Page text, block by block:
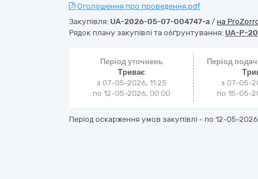
Оголошення про проведення.pdf
Закупівля: UA-2026-05-07-004747-a / на
Рядок плану закупівлі та обґрунтування: UA-P-
Період уточнень
Триває
з 07-05-2026, 11:25
по 12-05-2026, 00:00
Період
з 07-05-
по 15-05-
Період оскарження умов закупівлі - по 12-05-